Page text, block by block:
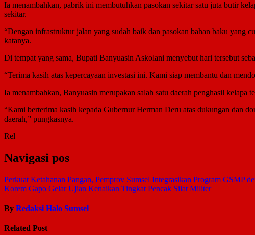
Ia menambahkan, pabrik ini membutuhkan pasokan sekitar satu juta butir
sekitar.
“Dengan infrastruktur jalan yang sudah baik dan pasokan bahan baku yang
katanya.
Di tempat yang sama, Bupati Banyuasin Askolani menyebut hari tersebut
“Terima kasih atas kepercayaan investasi ini. Kami siap membantu dan
Ia menambahkan, Banyuasin merupakan salah satu daerah penghasil
“Kami berterima kasih kepada Gubernur Herman Deru atas dukungan dan
daerah,” pungkasnya.
Rel
Navigasi pos
Perkuat Ketahanan Pangan, Pemprov Sumsel Integrasikan Program GSMP
Korem Gapo Gelar Ujian Kenaikan Tingkat Pencak Silat Militer
By Redaksi Halo Sumsel
Related Post